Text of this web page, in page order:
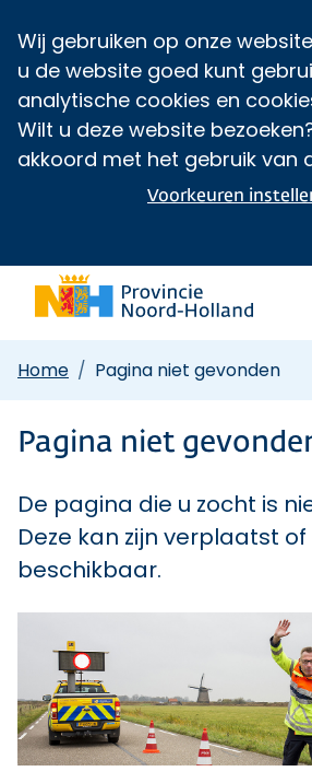
Wij gebruiken op onze
u de website goed kunt
analytische cookies en
Wilt u deze website
akkoord met het gebruik van
Voorkeuren
Home Pagina niet gevonden
Pagina niet
De pagina die u zocht is
Deze kan zijn verplaatst
beschikbaar.